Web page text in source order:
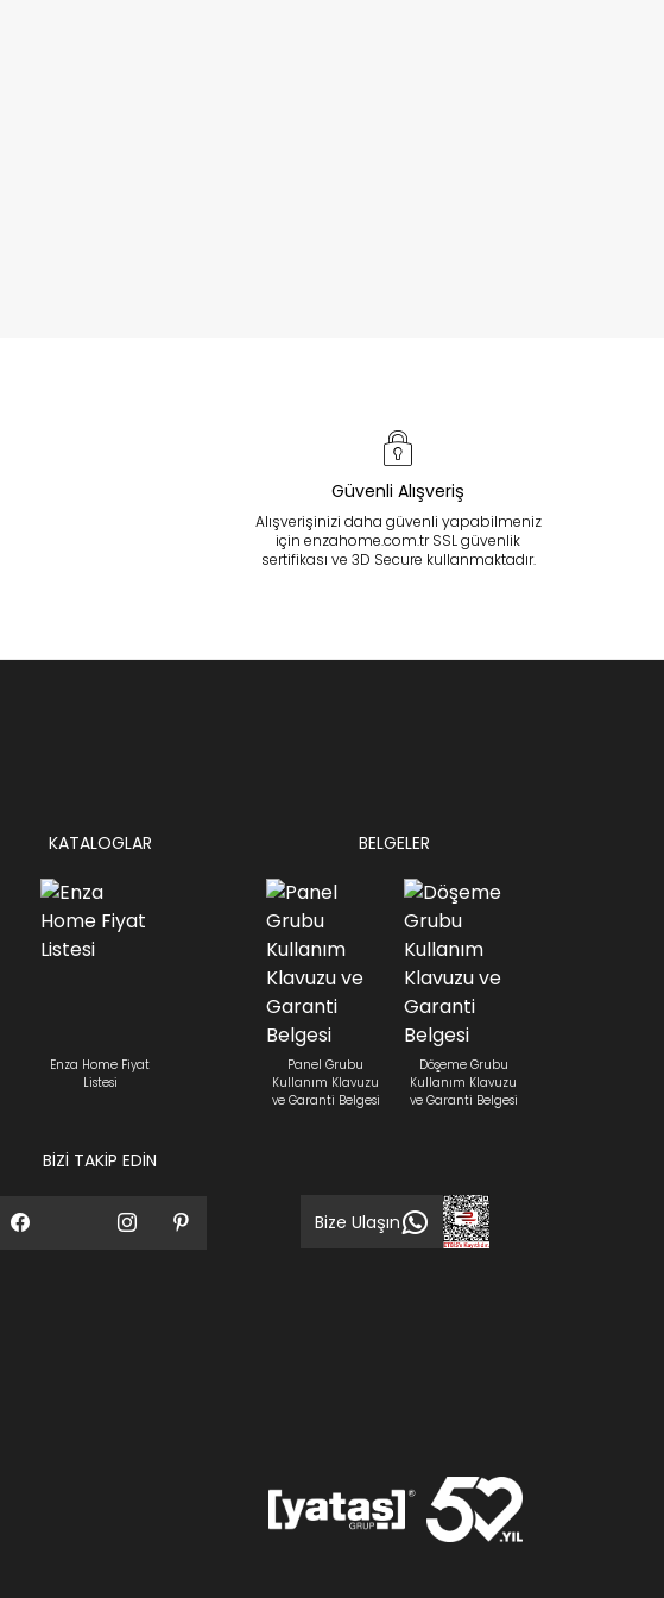
Güvenli Alışveriş
Alışverişinizi daha güvenli yapabilmeniz
için enzahome.com.tr SSL güvenlik
sertifikası ve 3D Secure kullanmaktadır.
KATALOGLAR
Enza Home Fiyat
Listesi
BİZİ TAKİP EDİN
BELGELER
Panel Grubu
Kullanım Klavuzu
ve Garanti Belgesi
Döşeme Grubu
Kullanım Klavuzu
ve Garanti Belgesi
Bize Ulaşın